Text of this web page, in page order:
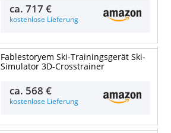
ca.717 €
kostenlose Lieferung
Fablestoryem Ski-Trainingsgerät Ski-
Simulator 3D-Crosstrainer
ca. 568 €
kostenlose Lieferung